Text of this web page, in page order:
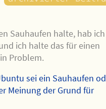
Sauhaufen halte, hab ich
ich halte das für einen
Problem.
sei ein Sauhaufen
Meinung der Grund für